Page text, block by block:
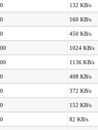
132 KB/s
160 KB/s
450 KB/s
1024 KB/s
1136 KB/s
408 KB/s
372 KB/s
152 KB/s
82 KB/s